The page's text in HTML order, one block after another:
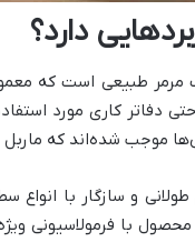
دارد؟
دفاتر کاری مورد
موجب شده‌اند که
طولانی و سازگار با
با فرمولاسیونی